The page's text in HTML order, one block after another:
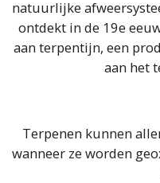
natuurlijke
ontdekt in de 19e
aan terpentijn, een
aan het
Terpenen kunnen
wanneer ze worden